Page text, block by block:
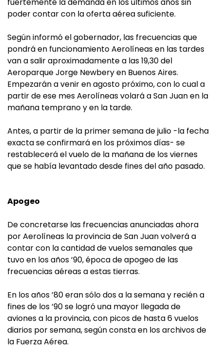
poder contar con la oferta aérea suficiente.
Según informó el gobernador, las frecuencias que
pondrá en funcionamiento Aerolíneas en las tardes
van a salir aproximadamente a las 19,30 del
Aeroparque Jorge Newbery en Buenos Aires.
Empezarán a venir en agosto próximo, con lo cual a
partir de ese mes Aerolíneas volará a San Juan en la
mañana temprano y en la tarde.
Antes, a partir de la primer semana de julio -la fecha
exacta se confirmará en los próximos días- se
restablecerá el vuelo de la mañana de los viernes
que se había levantado desde fines del año pasado.
Apogeo
De concretarse las frecuencias anunciadas ahora
por Aerolíneas la provincia de San Juan volverá a
contar con la cantidad de vuelos semanales que
tuvo en los años ’90, época de apogeo de las
frecuencias aéreas a estas tierras.
En los años ’80 eran sólo dos a la semana y recién a
fines de los ’90 se logró una mayor llegada de
aviones a la provincia, con picos de hasta 6 vuelos
diarios por semana, según consta en los archivos de
la Fuerza Aérea.